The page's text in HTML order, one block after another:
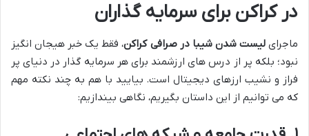
در کراکن برای سرمایه گذاران
ماجرایلیست شدن شیبا در صرافی کراکن، فقط یک خبر هیجان انگیز
نبود؛ بلکه پر از درس های ارزشمند برای هر سرمایه گذار در دنیای پر
فراز و نشیب ارزهای دیجیتال است. بیایید با هم به چند نکته مهم
که می توانیم از این داستان بگیریم، نگاهی بیندازیم: